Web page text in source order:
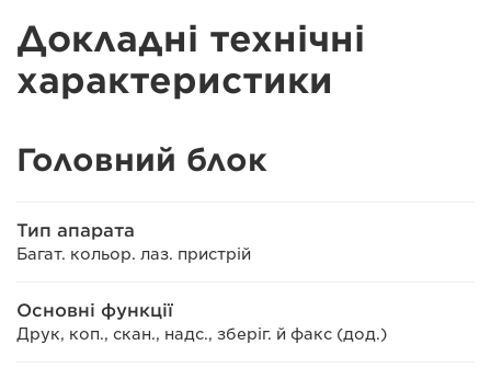
Докладні технічні
характеристики
Головний блок
Тип апарата
Багат. кольор. лаз. пристрій
Основні функції
Друк, коп., скан., надс., зберіг. й факс (дод.)